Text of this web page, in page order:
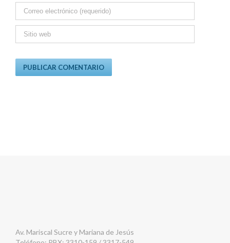
Av. Mariscal Sucre y Mariana de Jesús